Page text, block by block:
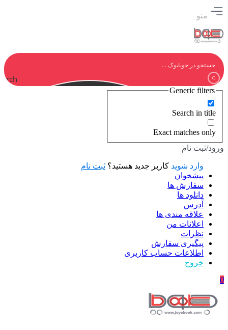
منو
Generic filters
Search in title
Exact matches only
ورود/ثبت نام
وارد شوید کاربر جدید هستید؟ ثبت نام
پیشخوان
سفارش ها
دانلود ها
آدرس
علاقه مندی ها
اعلانات من
نظرات
پیگیری سفارش
اطلاعات حساب كاربری
خروج
0